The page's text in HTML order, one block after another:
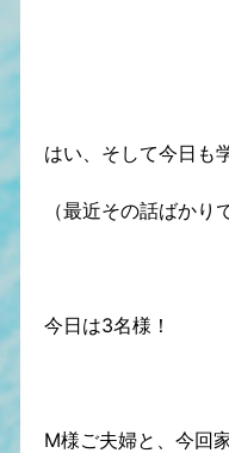
はい、そして今日も
（最近その話ばかり
今日は3名様！
M様ご夫婦と、今回